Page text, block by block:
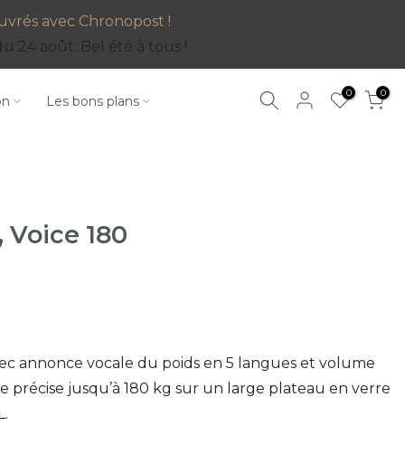
avec Chronopost !
24 août. Bel été à tous !
Les bons plans 0 0
Voice 180
annonce vocale du poids en 5 langues et volume
précise jusqu’à 180 kg sur un large plateau en verre